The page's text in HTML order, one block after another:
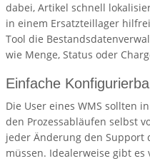
dabei, Artikel schnell
in einem Ersatzteillager
Tool die
wie Menge, Status oder
Einfache
Die User eines WMS sollten
den Prozessabläufen selbst
jeder Änderung den Support
müssen. Idealerweise gibt es